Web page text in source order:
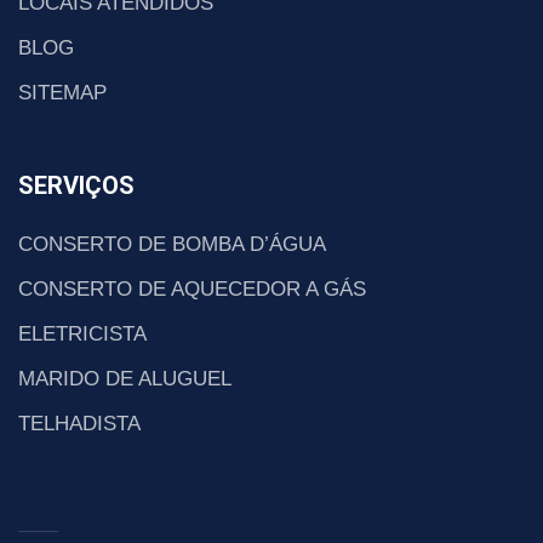
BLOG
SITEMAP
SERVIÇOS
CONSERTO DE BOMBA D’ÁGUA
CONSERTO DE AQUECEDOR A GÁS
ELETRICISTA
MARIDO DE ALUGUEL
TELHADISTA